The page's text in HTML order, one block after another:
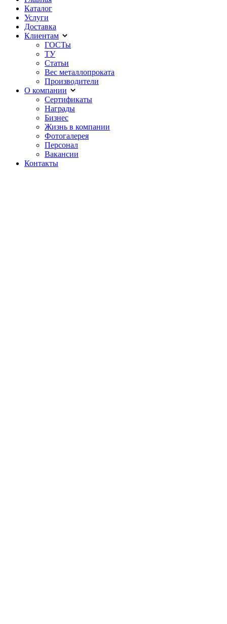
Каталог
Услуги
Доставка
Клиентам
ГОСТы
ТУ
Статьи
Вес металлопроката
Производители
О компании
Сертификаты
Награды
Бизнес
Жизнь в компании
Фотогалерея
Персонал
Вакансии
Контакты